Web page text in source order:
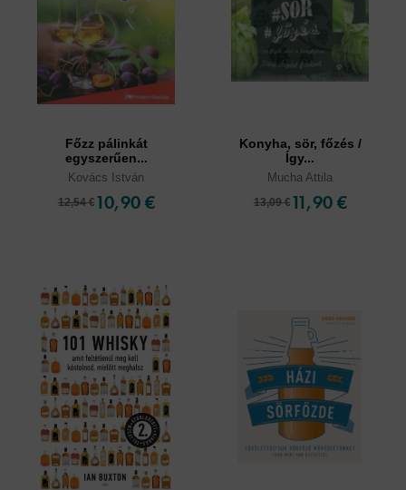
Főzz pálinkát
egyszerűen...
Kovács István
12,54 € 10,90 €
Konyha, sör, főzés /
Így...
Mucha Attila
13,09 € 11,90 €